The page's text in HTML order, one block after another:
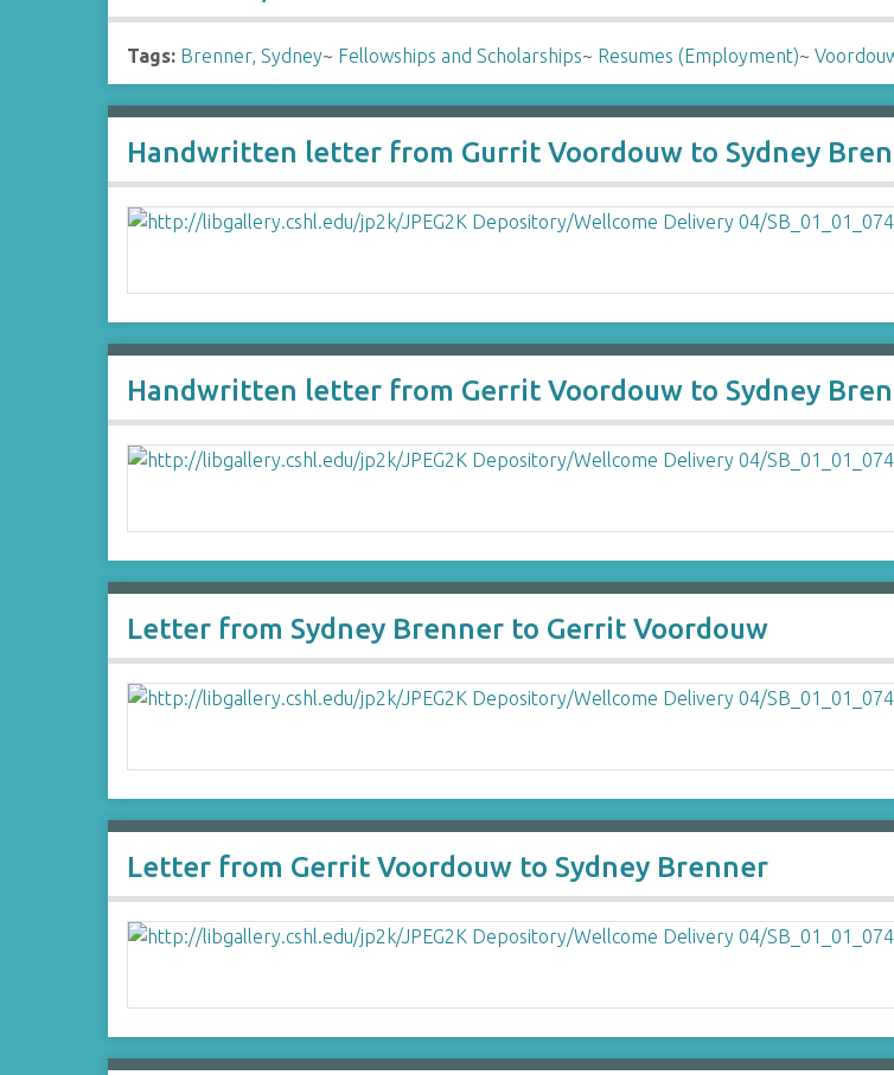
Tags: Brenner, Sydney~ Fellowships and Scholarships~ Resumes (Employment)~
Handwritten letter from Gurrit Voordouw to Sydney
Handwritten letter from Gerrit Voordouw to Sydney
Letter from Sydney Brenner to Gerrit Voordouw
Letter from Gerrit Voordouw to Sydney Brenner